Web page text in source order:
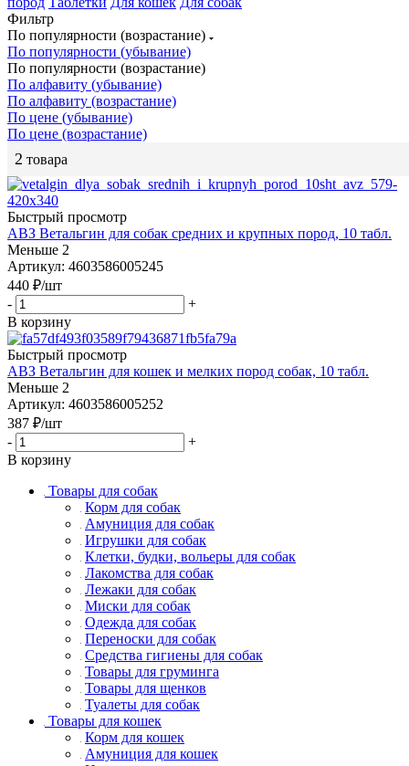
Фильтр
По популярности (возрастание)
По популярности (убывание)
По популярности (возрастание)
По алфавиту (убывание)
По алфавиту (возрастание)
По цене (убывание)
По цене (возрастание)
2 товара
Быстрый просмотр
АВЗ Ветальгин для собак средних и крупных пород, 10 табл.
Меньше 2
Артикул: 4603586005245
440 ₽/шт
-
+
В корзину
Быстрый просмотр
АВЗ Ветальгин для кошек и мелких пород собак, 10 табл.
Меньше 2
Артикул: 4603586005252
387 ₽/шт
-
+
В корзину
Товары для собак
Корм для собак
Амуниция для собак
Игрушки для собак
Клетки, будки, вольеры для собак
Лакомства для собак
Лежаки для собак
Миски для собак
Одежда для собак
Переноски для собак
Средства гигиены для собак
Товары для груминга
Товары для щенков
Туалеты для собак
Товары для кошек
Корм для кошек
Амуниция для кошек